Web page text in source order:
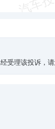
受理该投诉，请